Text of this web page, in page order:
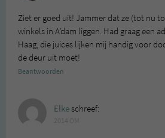
Ziet er goed uit! Jammer dat ze (tot nu
winkels in A’dam liggen. Had graag een
Haag, die juices lijken mij handig voor
de deur uit moet!
Beantwoorden
Elkeschreef: